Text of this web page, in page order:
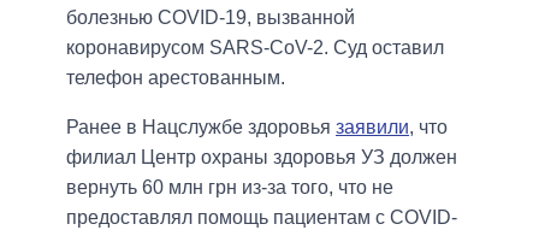
болезнью COVID-19, вызванной
коронавирусом SARS-CoV-2. Суд оставил
телефон арестованным.
Ранее в Нацслужбе здоровья заявили, что
филиал Центр охраны здоровья УЗ должен
вернуть 60 млн грн из-за того, что не
предоставлял помощь пациентам с COVID-